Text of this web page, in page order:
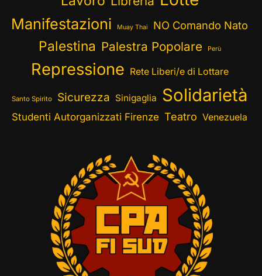
Manifestazioni Muay Thai NO Comando Nato
Palestina Palestra Popolare Perù
Repressione Rete Liberi/e di Lottare
Santo Spirito Sicurezza Sinigaglia Solidarietà
Studenti Autorganizzati Firenze Teatro Venezuela